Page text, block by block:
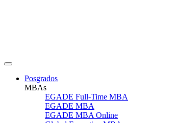
Posgrados
MBAs
EGADE Full-Time MBA
EGADE MBA
EGADE MBA Online